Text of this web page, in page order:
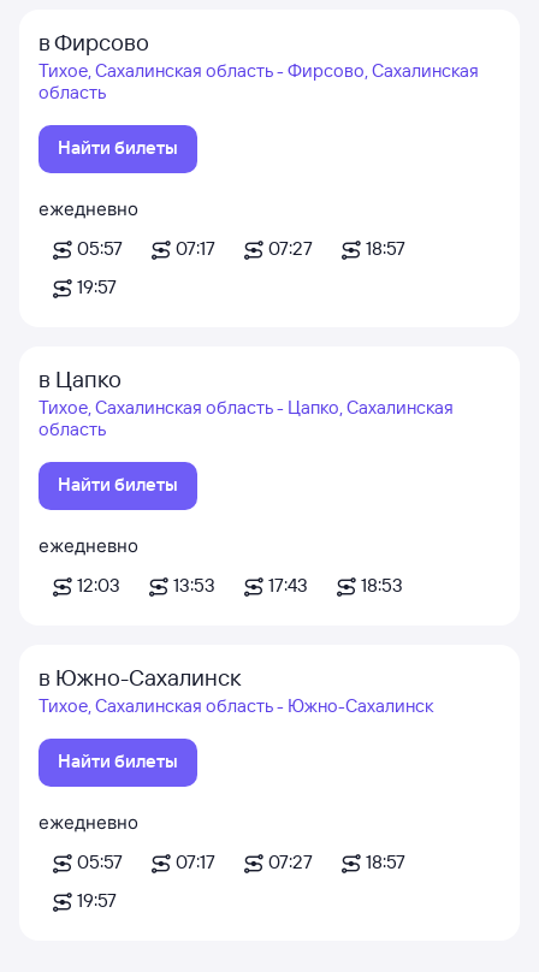
в Фирсово
Тихое, Сахалинская область - Фирсово, Сахалинская
область
Найти билеты
ежедневно
05:57
07:17 07:27
18:57
19:57
в Цапко
Тихое, Сахалинская область - Цапко, Сахалинская
область
Найти билеты
ежедневно
12:03
13:53 17:43 18:53
в Южно-Сахалинск
Тихое, Сахалинская область - Южно-Сахалинск
Найти билеты
ежедневно
05:57
07:17 07:27
18:57
19:57